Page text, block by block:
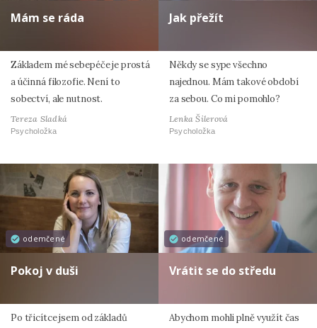
Mám se ráda
Základem mé sebepéče je prostá
a účinná filozofie. Není to
sobectví, ale nutnost.
Tereza Sladká
Psycholožka
Jak přežít
Někdy se sype všechno
najednou. Mám takové období
za sebou. Co mi pomohlo?
Lenka Šilerová
Psycholožka
odemčené
Pokoj v duši
Po třicítce jsem od základů
odemčené
Vrátit se do středu
Abychom mohli plně využít čas